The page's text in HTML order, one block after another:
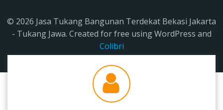
© 2026 Jasa Tukang Bangunan Terdekat Bekasi Jakarta
- Tukang Jawa. Created for free using WordPress and
Colibri